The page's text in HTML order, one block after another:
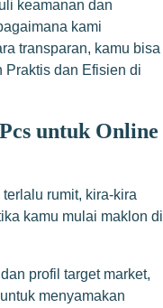
keamanan dan
kami
transparan, kamu bisa
Praktis dan Efisien di
untuk Online
rumit, kira-kira
kamu mulai maklon di
profil target market,
menyamakan